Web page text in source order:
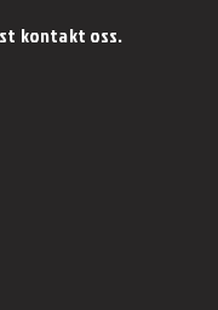
kontakt oss.